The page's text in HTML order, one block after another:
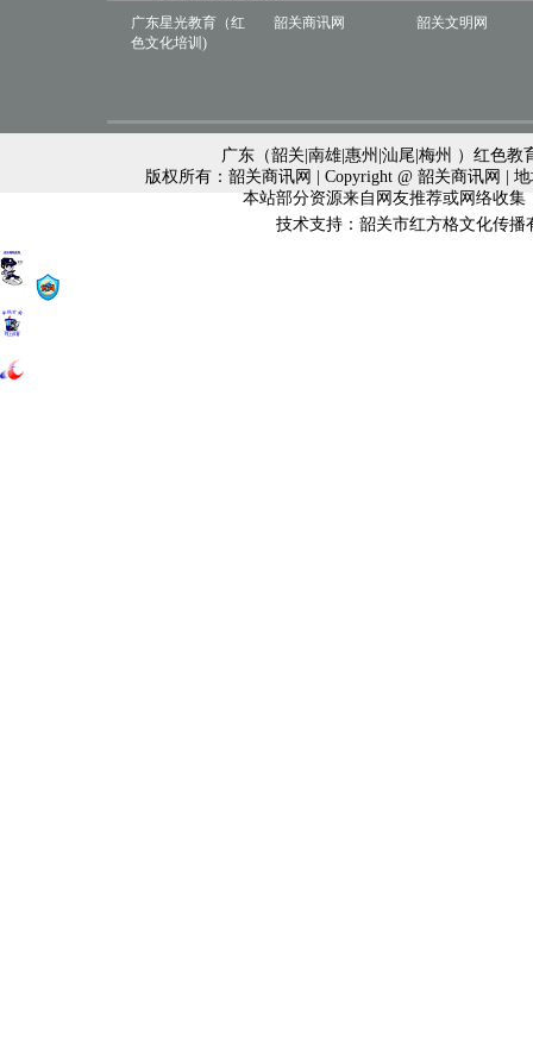
广东星光教育（红
色文化培训)
韶关商讯网 韶关文明网
广东（韶关|南雄|惠州|汕尾|梅州 ）红色
版权所有：韶关商讯网 | Copyright @ 韶关商讯网 |
本站部分资源来自网友推荐或网络收
技术支持：韶关市红方格文化传播